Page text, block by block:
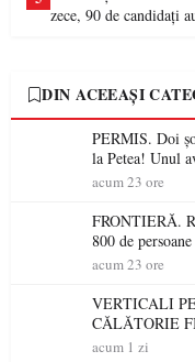
zece, 90 de candidați
DIN ACEEAȘI
PERMIS. Doi
la Petea! Unul
niciodată permis
acum 23 ore
FRONTIERĂ.
800 de
acum 23 ore
VERTICALI
CĂLĂTORIE
acum 1 zi